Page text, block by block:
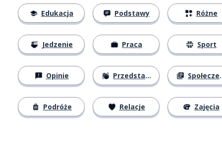
Edukacja
Jedzenie
Opinie
Podróże
Podstawy
Praca
Przedstawianie się
Relacje
Różne
Sport
Społeczeństwo
Zajęcia